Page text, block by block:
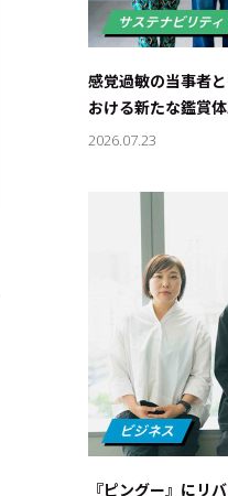
キーワード：
#エンタメ業界のちょっと
#サステナブルな取り組み
感覚過敏の当事者
おける新たな鑑賞
2026.07.23
『ピングー』にリ